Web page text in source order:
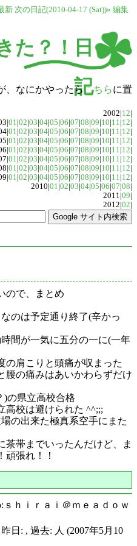
新 次の日記(2010-04-17 (Sat))» 編集
た？！日
記
、なにかやったら こちらに置
2002|12|
01|02|03|04|05|06|07|08|09|10|11|12|
01|02|03|04|05|06|07|08|09|10|11|12|
01|02|03|04|05|06|07|08|09|10|11|12|
01|02|03|04|05|06|07|08|09|10|11|12|
01|02|03|04|05|06|07|08|09|10|11|12|
01|02|03|04|05|06|07|08|09|10|11|12|
01|02|03|04|05|06|07|08|09|10|11|12|
2010|01|02|03|04|05|06|07|08|
2011|09|
2012|02|
ので、まとめ
のは予定通り終了(辛かっ
間が一気に五分の一に(一年
の肩こりと頭痛が収まった
腰の痛みはあいかわらずだけ
)の県立高校合格
高校は避けられた ^^;;;
の出来た極真系空手にまた
茶帯までいったんだけど、ま
頑張れ！！
ｈｉｒａｉ＠ｍｅａｄｏｗ
日: , 過去: 人 (2007年5月10